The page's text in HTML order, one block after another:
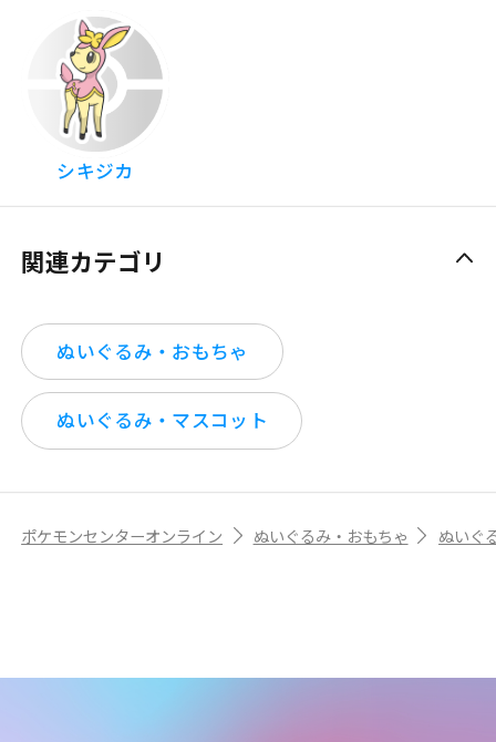
シキジカ
関連カテゴリ
ぬいぐるみ・おもちゃ
ぬいぐるみ・マスコット
ポケモンセンターオンライン ぬいぐるみ・おもちゃ ぬいぐ